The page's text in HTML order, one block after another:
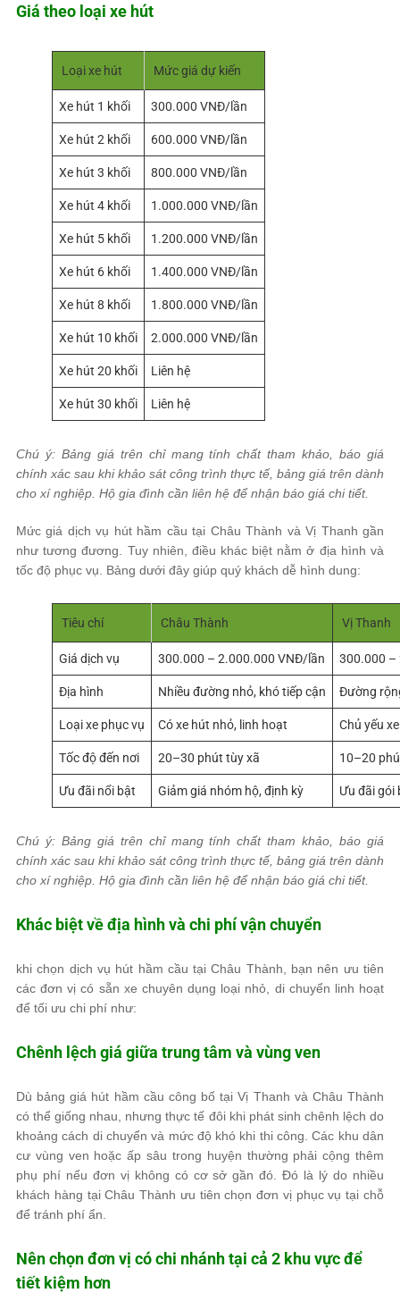
Giá theo loại xe hút
Loại xe hút Mức giá dự kiến
Xe hút 1 khối 300.000 VNĐ/lần
Xe hút 2 khối 600.000 VNĐ/lần
Xe hút 3 khối 800.000 VNĐ/lần
Xe hút 4 khối 1.000.000 VNĐ/lần
Xe hút 5 khối 1.200.000 VNĐ/lần
Xe hút 6 khối 1.400.000 VNĐ/lần
Xe hút 8 khối 1.800.000 VNĐ/lần
Xe hút 10 khối 2.000.000 VNĐ/lần
Xe hút 20 khối Liên hệ
Xe hút 30 khối Liên hệ
Chú ý: Bảng giá trên chỉ mang tính chất tham khảo, báo giá
chính xác sau khi khảo sát công trình thực tế, bảng giá trên dành
cho xí nghiệp. Hộ gia đình cần liên hệ để nhận báo giá chi tiết.
Mức giá dịch vụ hút hầm cầu tại Châu Thành và Vị Thanh gần
như tương đương. Tuy nhiên, điều khác biệt nằm ở địa hình và
tốc độ phục vụ. Bảng dưới đây giúp quý khách dễ hình dung:
Tiêu chí Châu Thành Vị Thanh
Giá dịch vụ 300.000 – 2.000.000 VNĐ/lần 300.000 –
Địa hình Nhiều đường nhỏ, khó tiếp cận Đường
Loại xe phục vụ Có xe hút nhỏ, linh hoạt Chủ yếu
Tốc độ đến nơi 20–30 phút tùy xã 10–20
Ưu đãi nổi bật Giảm giá nhóm hộ, định kỳ Ưu đãi gói
Chú ý: Bảng giá trên chỉ mang tính chất tham khảo, báo giá
chính xác sau khi khảo sát công trình thực tế, bảng giá trên dành
cho xí nghiệp. Hộ gia đình cần liên hệ để nhận báo giá chi tiết.
Khác biệt về địa hình và chi phí vận chuyển
khi chọn dịch vụ hút hầm cầu tại Châu Thành, bạn nên ưu tiên
các đơn vị có sẵn xe chuyên dụng loại nhỏ, di chuyển linh hoạt
để tối ưu chi phí như:
Chênh lệch giá giữa trung tâm và vùng ven
Dù bảng giá hút hầm cầu công bố tại Vị Thanh và Châu Thành
có thể giống nhau, nhưng thực tế đôi khi phát sinh chênh lệch do
khoảng cách di chuyển và mức độ khó khi thi công. Các khu dân
cư vùng ven hoặc ấp sâu trong huyện thường phải cộng thêm
phụ phí nếu đơn vị không có cơ sở gần đó. Đó là lý do nhiều
khách hàng tại Châu Thành ưu tiên chọn đơn vị phục vụ tại chỗ
để tránh phí ẩn.
Nên chọn đơn vị có chi nhánh tại cả 2 khu vực để
tiết kiệm hơn